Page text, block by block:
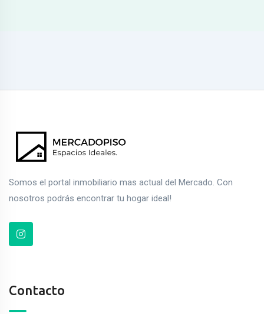
Somos el portal inmobiliario mas actual del Mercado. Con
nosotros podrás encontrar tu hogar ideal!
Contacto